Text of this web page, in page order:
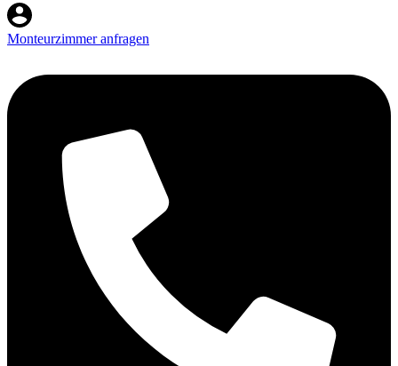
Monteurzimmer anfragen